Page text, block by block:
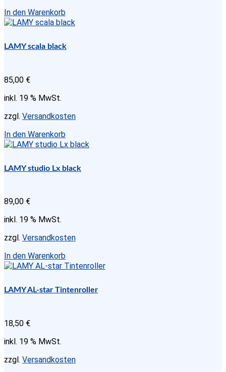
In den Warenkorb
LAMY scala black
85,00 €
inkl. 19 % MwSt.
zzgl. Versandkosten
In den Warenkorb
LAMY studio Lx black
89,00 €
inkl. 19 % MwSt.
zzgl. Versandkosten
In den Warenkorb
LAMY AL-star Tintenroller
18,50 €
inkl. 19 % MwSt.
zzgl. Versandkosten